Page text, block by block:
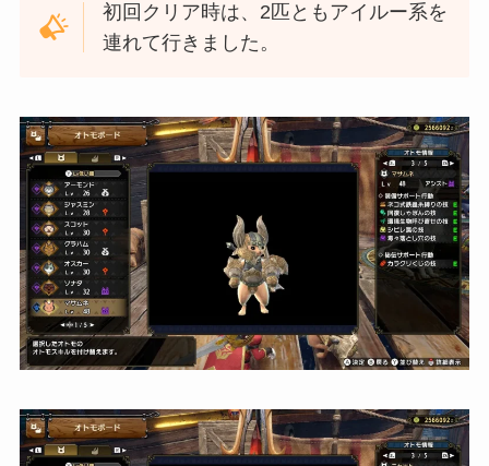
初回クリア時は、2匹ともアイルー系を
連れて行きました。